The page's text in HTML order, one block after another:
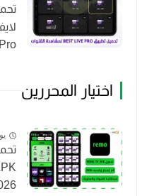
Pro آخر إصدار...
اختيار المحررين